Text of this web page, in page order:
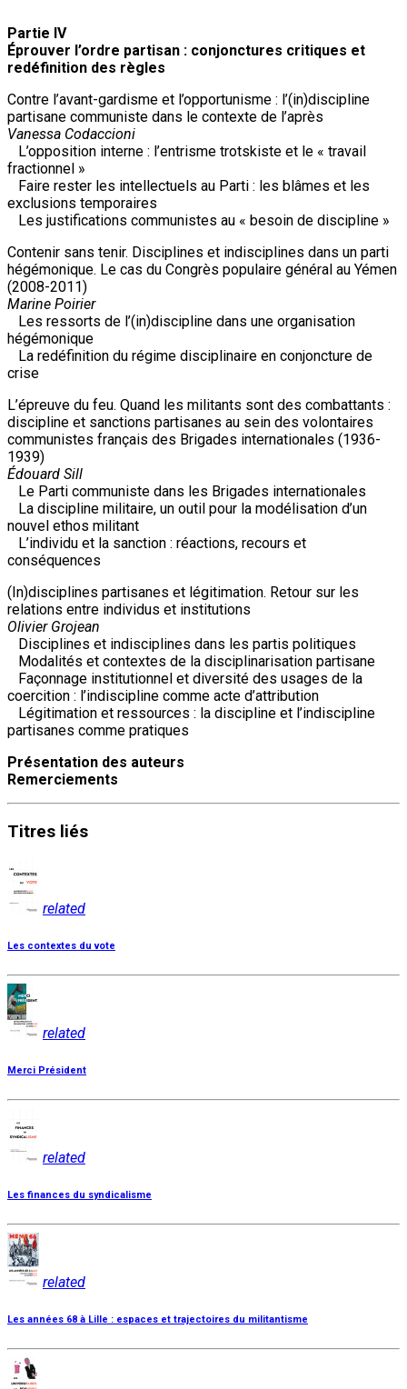
Partie IV
Éprouver l’ordre partisan : conjonctures critiques et
redéfinition des règles
Contre l’avant-gardisme et l’opportunisme : l’(in)discipline
partisane communiste dans le contexte de l’après
Vanessa Codaccioni
L’opposition interne : l’entrisme trotskiste et le « travail
fractionnel »
Faire rester les intellectuels au Parti : les blâmes et les
exclusions temporaires
Les justifications communistes au « besoin de discipline »
Contenir sans tenir. Disciplines et indisciplines dans un parti
hégémonique. Le cas du Congrès populaire général au Yémen
(2008-2011)
Marine Poirier
Les ressorts de l’(in)discipline dans une organisation
hégémonique
La redéfinition du régime disciplinaire en conjoncture de
crise
L’épreuve du feu. Quand les militants sont des combattants :
discipline et sanctions partisanes au sein des volontaires
communistes français des Brigades internationales (1936-
1939)
Édouard Sill
Le Parti communiste dans les Brigades internationales
La discipline militaire, un outil pour la modélisation d’un
nouvel ethos militant
L’individu et la sanction : réactions, recours et
conséquences
(In)disciplines partisanes et légitimation. Retour sur les
relations entre individus et institutions
Olivier Grojean
Disciplines et indisciplines dans les partis politiques
Modalités et contextes de la disciplinarisation partisane
Façonnage institutionnel et diversité des usages de la
coercition : l’indiscipline comme acte d’attribution
Légitimation et ressources : la discipline et l’indiscipline
partisanes comme pratiques
Présentation des auteurs
Remerciements
Titres liés
related
Les contextes du vote
related
Merci Président
related
Les finances du syndicalisme
related
Les années 68 à Lille : espaces et trajectoires du militantisme